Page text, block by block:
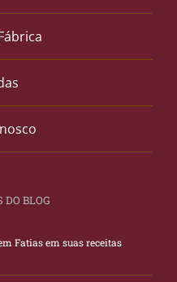
DO BLOG
Fatias em suas receitas